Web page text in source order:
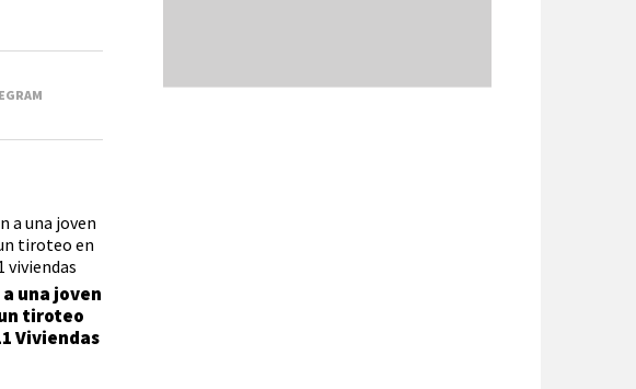
una joven
tiroteo
Viviendas